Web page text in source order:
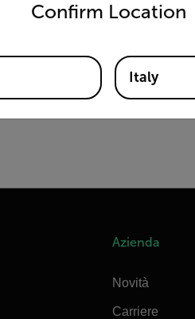
Azienda
Novità
Carriere
Confirm Location
Italy